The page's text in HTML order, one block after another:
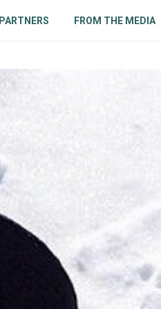
PARTNERS FROM THE MEDIA